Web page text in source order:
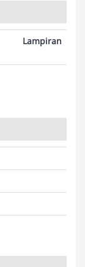
Lampiran